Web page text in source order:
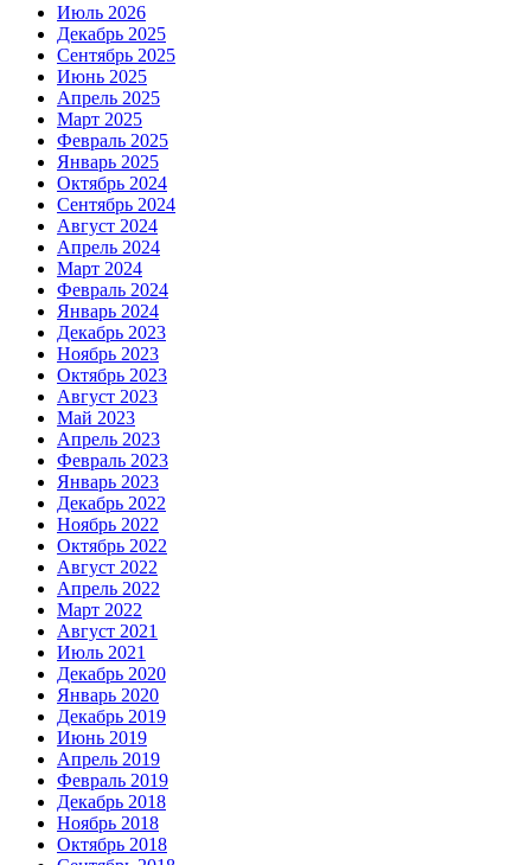
Июль 2026
Декабрь 2025
Сентябрь 2025
Июнь 2025
Апрель 2025
Март 2025
Февраль 2025
Январь 2025
Октябрь 2024
Сентябрь 2024
Август 2024
Апрель 2024
Март 2024
Февраль 2024
Январь 2024
Декабрь 2023
Ноябрь 2023
Октябрь 2023
Август 2023
Май 2023
Апрель 2023
Февраль 2023
Январь 2023
Декабрь 2022
Ноябрь 2022
Октябрь 2022
Август 2022
Апрель 2022
Март 2022
Август 2021
Июль 2021
Декабрь 2020
Январь 2020
Декабрь 2019
Июнь 2019
Апрель 2019
Февраль 2019
Декабрь 2018
Ноябрь 2018
Октябрь 2018